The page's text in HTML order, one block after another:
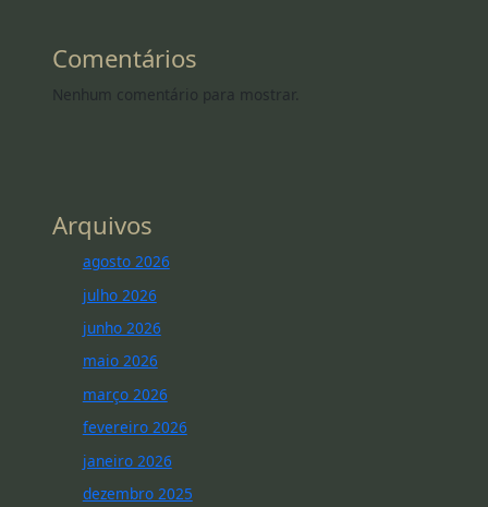
Comentários
Nenhum comentário para mostrar.
Arquivos
agosto 2026
julho 2026
junho 2026
maio 2026
março 2026
fevereiro 2026
janeiro 2026
dezembro 2025